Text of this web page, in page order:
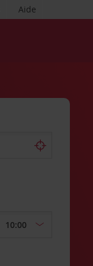
Aide